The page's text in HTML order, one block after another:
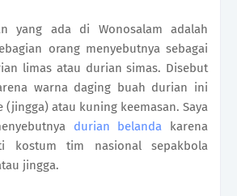
yang ada di Wonosalam adalah
orang menyebutnya sebagai
limas atau durian simas. Disebut
warna daging buah durian ini
(jingga) atau kuning keemasan. Saya
durian belanda karena
kostum tim nasional sepakbola
jingga.